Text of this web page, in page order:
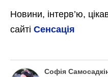
Новини, інтерв’ю,
сайті Сенсація
Софія